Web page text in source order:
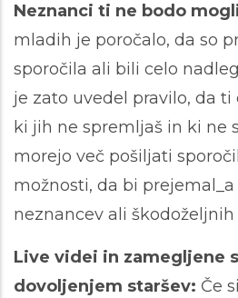
Neznanci ti ne bodo
mladih je poročalo, da so
sporočila ali bili celo
je zato uvedel pravilo, da
ki jih ne spremljaš in ki ne
morejo več pošiljati
možnosti, da bi prejemal_a
neznancev ali škodoželjnih
Live videi in zamegljene
dovoljenjem staršev: Če